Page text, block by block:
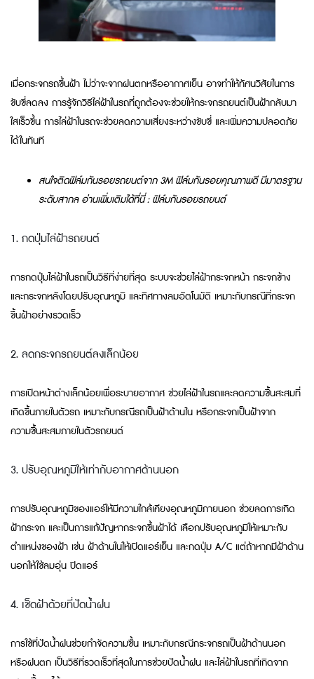
เมื่อกระจกรถขึ้นฝ้า ไม่ว่าจะจากฝนตกหรืออากาศเย็น อาจทำให้ทัศนวิสัยในการ
ขับขี่ลดลง การรู้จักวิธีไล่ฝ้าในรถที่ถูกต้องจะช่วยให้กระจกรถยนต์เป็นฝ้ากลับมา
ใสเร็วขึ้น การไล่ฝ้าในรถจะช่วยลดความเสี่ยงระหว่างขับขี่ และเพิ่มความปลอดภัย
ได้ในทันที
สนใจติดฟิล์มกันรอยรถยนต์จาก 3M ฟิล์มกันรอยคุณภาพดี มีมาตรฐาน
ระดับสากล อ่านเพิ่มเติมได้ที่นี่ : ฟิล์มกันรอยรถยนต์
1. กดปุ่มไล่ฝ้ารถยนต์
การกดปุ่มไล่ฝ้าในรถเป็นวิธีที่ง่ายที่สุด ระบบจะช่วยไล่ฝ้ากระจกหน้า กระจกข้าง
และกระจกหลังโดยปรับอุณหภูมิ และทิศทางลมอัตโนมัติ เหมาะกับกรณีที่กระจก
ขึ้นฝ้าอย่างรวดเร็ว
2. ลดกระจกรถยนต์ลงเล็กน้อย
การเปิดหน้าต่างเล็กน้อยเพื่อระบายอากาศ ช่วยไล่ฝ้าในรถและลดความชื้นสะสมที่
เกิดขึ้นภายในตัวรถ เหมาะกับกรณีรถเป็นฝ้าด้านใน หรือกระจกเป็นฝ้าจาก
ความชื้นสะสมภายในตัวรถยนต์
3. ปรับอุณหภูมิให้เท่ากับอากาศด้านนอก
การปรับอุณหภูมิของแอร์ให้มีความใกล้เคียงอุณหภูมิภายนอก ช่วยลดการเกิด
ฝ้ากระจก และเป็นการแก้ปัญหากระจกขึ้นฝ้าได้ เลือกปรับอุณหภูมิให้เหมาะกับ
ตำแหน่งของฝ้า เช่น ฝ้าด้านในให้เปิดแอร์เย็น และกดปุ่ม A/C แต่ถ้าหากมีฝ้าด้าน
นอกให้ใช้ลมอุ่น ปิดแอร์
4. เช็ดฝ้าด้วยที่ปัดน้ำฝน
การใช้ที่ปัดน้ำฝนช่วยกำจัดความชื้น เหมาะกับกรณีกระจกรถเป็นฝ้าด้านนอก
หรือฝนตก เป็นวิธีที่รวดเร็วที่สุดในการช่วยปัดน้ำฝน และไล่ฝ้าในรถที่เกิดจาก